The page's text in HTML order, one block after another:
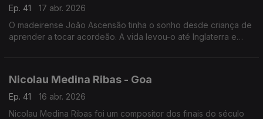
Ep. 41
17 abr. 2026
O madeirense João Ascensão tinha o sonho desde criança de
aprender a tocar acordeão. A vida levou-o até Inglaterra e
Nicolau Medina Ribas - Goa
Ep. 41
16 abr. 2026
Nicolau Medina Ribas foi um compositor dos finais do século